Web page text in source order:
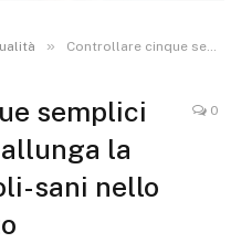
» Controllare cinque semplici fattori di rischio allunga la vita: progetto Moli-sani nello studio presentato all’American College of Cardiology
semplici
la
sani nello
0